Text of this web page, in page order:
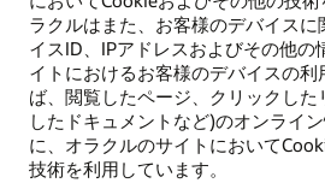
ラクルはまた、お客様のデバイス
イスID、IPアドレスおよびその他の
イトにおけるお客様のデバイスの利
ば、閲覧したページ、クリックした
したドキュメントなど)のオンライ
に、オラクルのサイトにおいて
技術を利用しています。